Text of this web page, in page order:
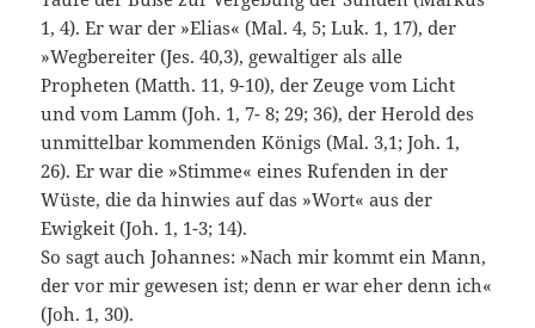
1, 4). Er war der »Elias« (Mal. 4, 5; Luk. 1, 17), der
»Wegbereiter (Jes. 40,3), gewaltiger als alle
Propheten (Matth. 11, 9-10), der Zeuge vom Licht
und vom Lamm (Joh. 1, 7- 8; 29; 36), der Herold des
unmittelbar kom­menden Königs (Mal. 3,1; Joh. 1,
26). Er war die »Stimme« eines Rufenden in der
Wüste, die da hinwies auf das »Wort« aus der
Ewigkeit (Joh. 1, 1-3; 14).
So sagt auch Johannes: »Nach mir kommt ein Mann,
der vor mir ge­wesen ist; denn er war eher denn ich«
(Joh. 1, 30).